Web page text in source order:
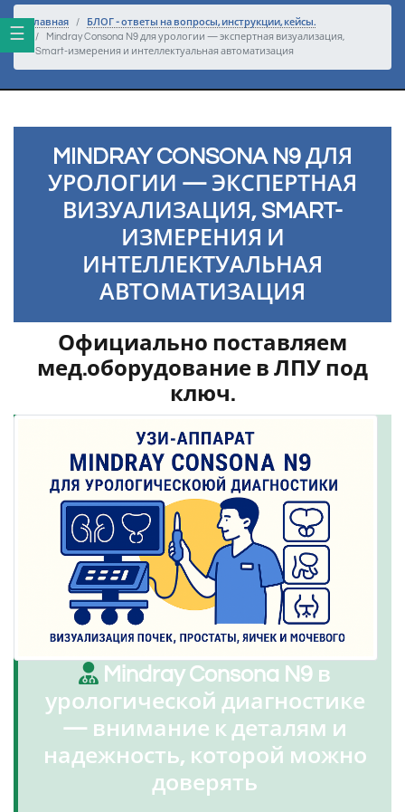
Перейти к основному тексту
Главная
БЛОГ - ответы на вопросы, инструкции, кейсы.
Mindray Consona N9 для урологии — экспертная визуализация,
Smart-измерения и интеллектуальная автоматизация
MINDRAY CONSONA N9 ДЛЯ
УРОЛОГИИ — ЭКСПЕРТНАЯ
ВИЗУАЛИЗАЦИЯ, SMART-
ИЗМЕРЕНИЯ И
ИНТЕЛЛЕКТУАЛЬНАЯ
АВТОМАТИЗАЦИЯ
Официально поставляем
мед.оборудование в ЛПУ под
ключ.
Mindray Consona N9 в
урологической диагностике
— внимание к деталям и
надежность, которой можно
доверять